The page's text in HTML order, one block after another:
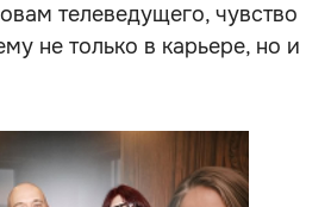
телеведущего, чувство
не только в карьере, но и